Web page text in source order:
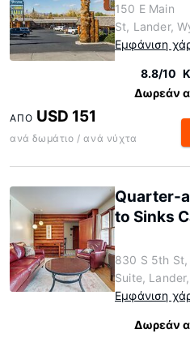
150 E Main
St, Lander,
Εμφάνιση
8.8/10
Δωρεάν
ΑΠΌ USD 151
ανά δωμάτιο / ανά νύχτα
Quarter-
to Sinks
830 S 5th St,
Suite,
Εμφάνιση
Δωρεάν